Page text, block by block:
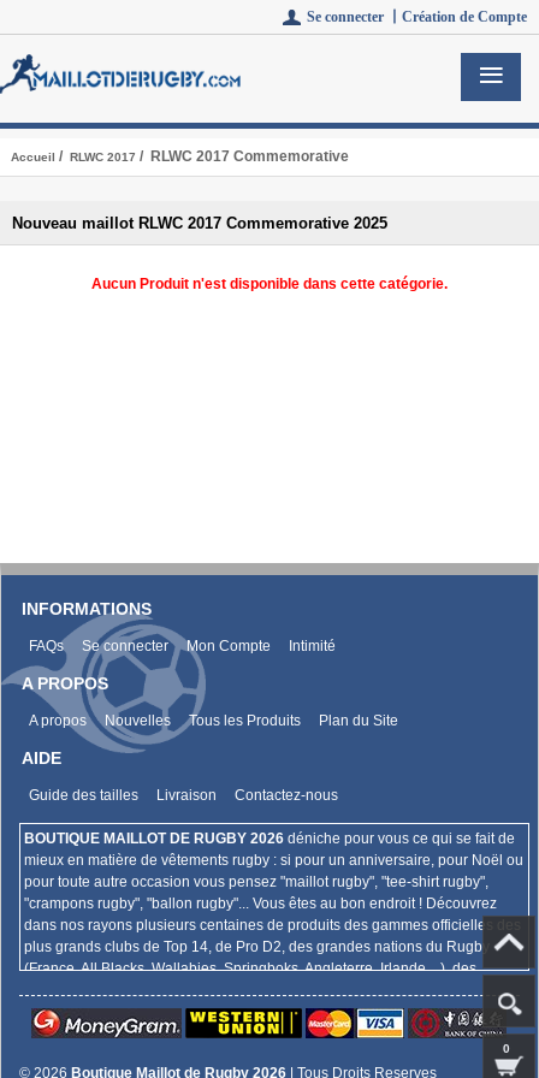
Se connecter 丨 Création de Compte
Accueil / RLWC 2017 / RLWC 2017 Commemorative
Nouveau maillot RLWC 2017 Commemorative 2025
Aucun Produit n'est disponible dans cette catégorie.
INFORMATIONS
FAQs Se connecter Mon Compte Intimité
A PROPOS
A propos Nouvelles Tous les Produits Plan du Site
AIDE
Guide des tailles Livraison Contactez-nous
BOUTIQUE MAILLOT DE RUGBY 2026 déniche pour vous ce qui se fait de
mieux en matière de vêtements rugby : si pour un anniversaire, pour Noël ou
pour toute autre occasion vous pensez "maillot rugby", "tee-shirt rugby",
"crampons rugby", "ballon rugby"... Vous êtes au bon endroit ! Découvrez
dans nos rayons plusieurs centaines de produits des gammes officielles des
plus grands clubs de Top 14, de Pro D2, des grandes nations du Rugby
(France, All Blacks, Wallabies, Springboks, Angleterre, Irlande,...), des
championnats internationaux (Super Rugby, Aviva Premiership, Guinness
Pro 12,...),... Et bien plus encore !
© 2026 Boutique Maillot de Rugby 2026 | Tous Droits Reserves
0